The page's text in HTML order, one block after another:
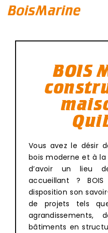
Passer
contenu
BOIS
Vous avez le désir
bois moderne et à
d’avoir un lieu
accueillant ?
disposition son
de projets tels
agrandissements,
bâtiments en